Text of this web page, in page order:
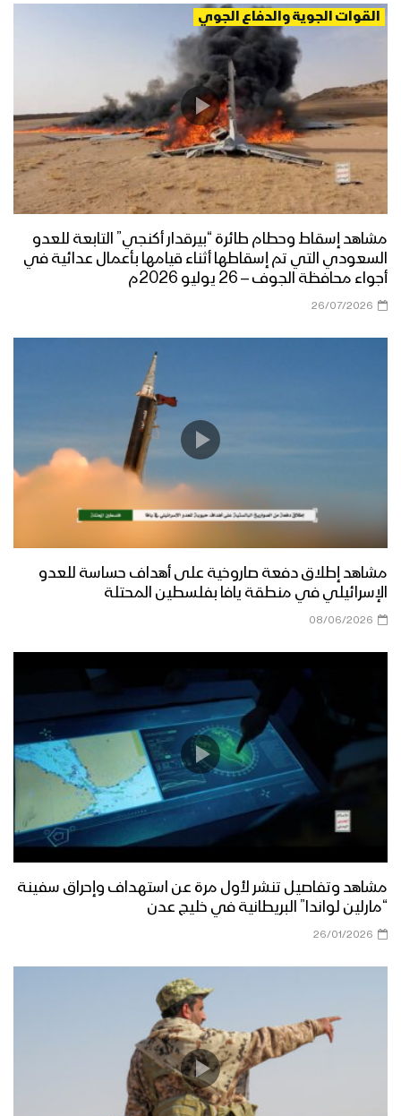
القوات الجوية والدفاع الجوي
مشاهد إسقاط وحطام طائرة “بيرقدار أكنجي” التابعة للعدو
السعودي التي تم إسقاطها أثناء قيامها بأعمال عدائية في
أجواء محافظة الجوف – 26 يوليو 2026م
26/07/2026
مشاهد إطلاق دفعة صاروخية على أهداف حساسة للعدو
الإسرائيلي في منطقة يافا بفلسطين المحتلة
08/06/2026
مشاهد وتفاصيل تنشر لأول مرة عن استهداف وإحراق سفينة
“مارلين لواندا” البريطانية في خليج عدن
26/01/2026